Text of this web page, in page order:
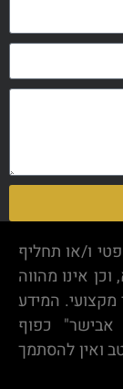
ו/או תחליף
אינו מהווה
המידע
אבישר" כפוף
ואין להסתמך